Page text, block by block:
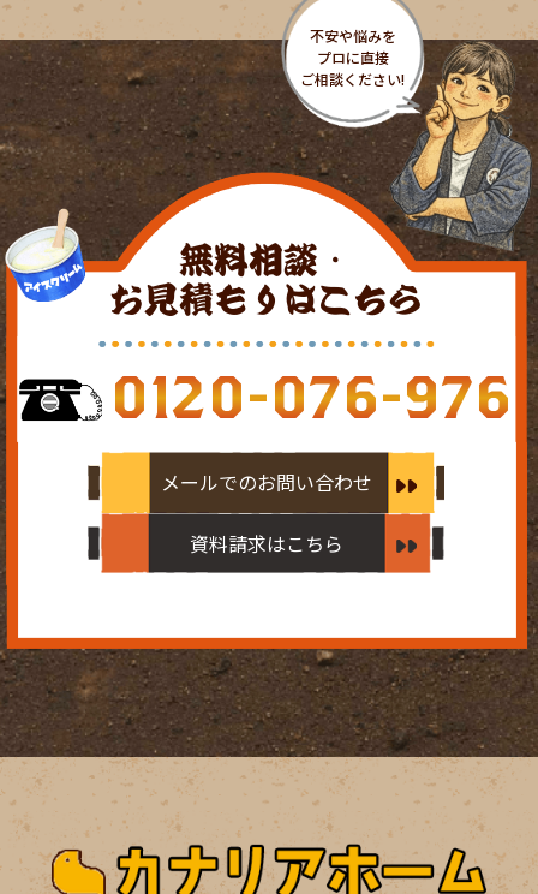
無料相談・
お見積もりはこちら
0120-076-976
メールでのお問い合わせ
資料請求はこちら